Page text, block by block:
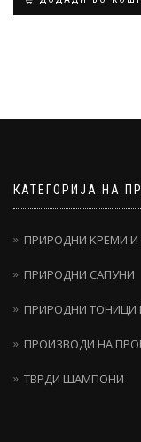
КАТЕГОРИЈА НА
ПРИРОДНИ КРЕМИ
ПРИРОДНИ САПУНИ
ПРИРОДНИ ТОНИЦИ
ПРОИЗВОДИ НА
ТВРДИ ШАМПОНИ